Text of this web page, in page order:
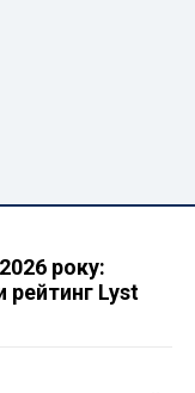
року:
рейтинг Lyst